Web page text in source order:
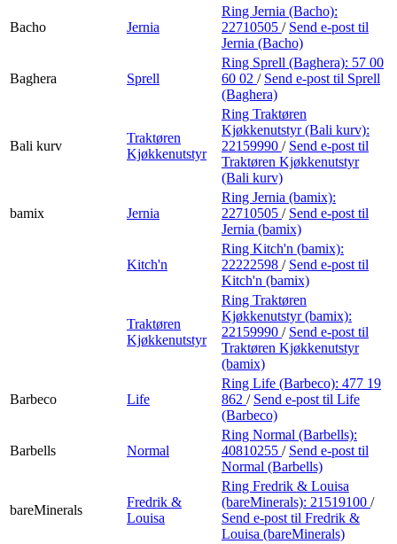
Bacho Jernia
Ring Jernia (Bacho):
22710505 / Send e-post til
Jernia (Bacho)
Baghera Sprell
Ring Sprell (Baghera): 57 00
60 02 / Send e-post til Sprell
(Baghera)
Bali kurv
Traktøren
Kjøkkenutstyr
Ring Traktøren
Kjøkkenutstyr (Bali kurv):
22159990 / Send e-post til
Traktøren Kjøkkenutstyr
(Bali kurv)
bamix Jernia
Ring Jernia (bamix):
22710505 / Send e-post til
Jernia (bamix)
Kitch'n
Ring Kitch'n (bamix):
22222598 / Send e-post til
Kitch'n (bamix)
Traktøren
Kjøkkenutstyr
Ring Traktøren
Kjøkkenutstyr (bamix):
22159990 / Send e-post til
Traktøren Kjøkkenutstyr
(bamix)
Barbeco Life
Ring Life (Barbeco): 477 19
862 / Send e-post til Life
(Barbeco)
Barbells Normal
Ring Normal (Barbells):
40810255 / Send e-post til
Normal (Barbells)
bareMinerals
Fredrik &
Louisa
Ring Fredrik & Louisa
(bareMinerals): 21519100 /
Send e-post til Fredrik &
Louisa (bareMinerals)